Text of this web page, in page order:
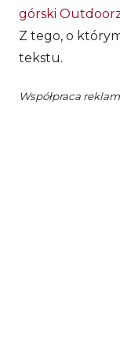
górski
Z tego, o
tekstu.
Współpraca